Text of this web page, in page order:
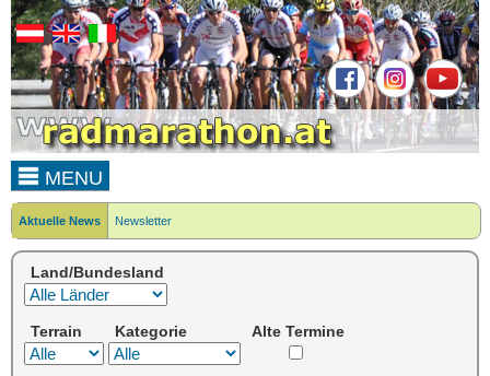
MENU
Aktuelle News Newsletter
Land/Bundesland
Terrain Kategorie Alte Termine